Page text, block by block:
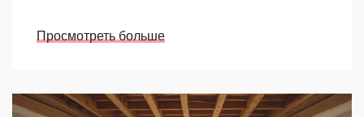
Просмотреть больше